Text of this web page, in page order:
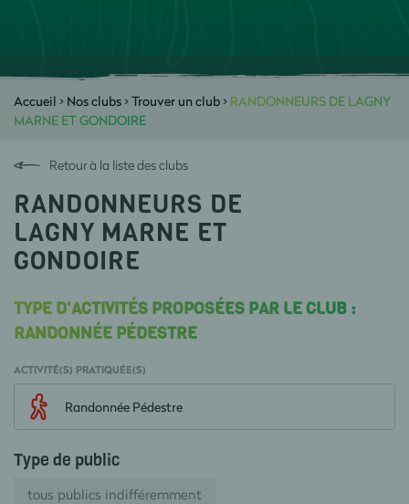
Accueil > Nos clubs>Trouver un club> RANDONNEURS DE LAGNY
MARNE ET GONDOIRE
Retour à la liste des clubs
RANDONNEURS DE
LAGNY MARNE ET
GONDOIRE
TYPE D'ACTIVITÉS PROPOSÉES PAR LE CLUB :
RANDONNÉE PÉDESTRE
ACTIVITÉ(S) PRATIQUÉE(S)
Randonnée Pédestre
Type de public
tous publics indifféremment